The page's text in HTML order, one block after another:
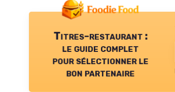
Titres-restaurant :
le guide complet
pour sélectionner le
bon partenaire